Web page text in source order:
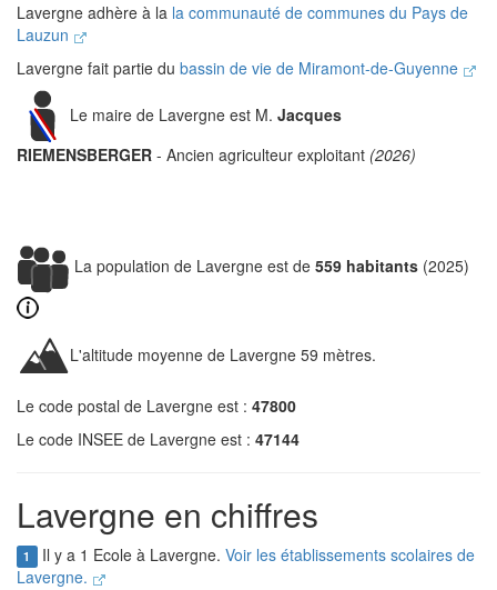
Lavergne adhère à la la communauté de communes du Pays de
Lauzun
Lavergne fait partie du bassin de vie de Miramont-de-Guyenne
Le maire de Lavergne est M. Jacques
RIEMENSBERGER - Ancien agriculteur exploitant (2026)
La population de Lavergne est de 559 habitants (2025)
L'altitude moyenne de Lavergne 59 mètres.
Le code postal de Lavergne est : 47800
Le code INSEE de Lavergne est : 47144
Lavergne en chiffres
1 Il y a 1 Ecole à Lavergne. Voir les établissements scolaires de
Lavergne.